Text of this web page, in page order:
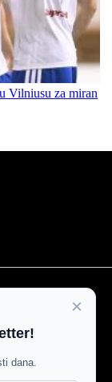
Vilniusu za miran
×
dana.